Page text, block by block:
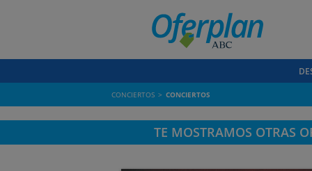
CONCIERTOS CONCIERTOS
TE MOSTRAMOS OTRAS